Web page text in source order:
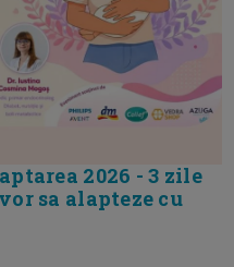
2026 - 3 zile
sa alapteze cu